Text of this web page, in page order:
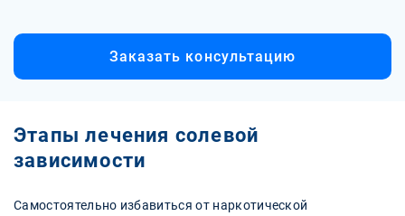
Заказать консультацию
Этапы лечения солевой
зависимости
Самостоятельно избавиться от наркотической